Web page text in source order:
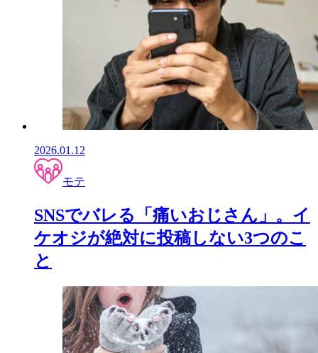
2026.01.12
モテ
SNSでバレる「痛いおじさん」。イ
ケオジが絶対に投稿しない3つのこ
と